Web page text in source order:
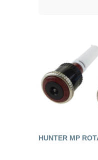
HUNTER MP